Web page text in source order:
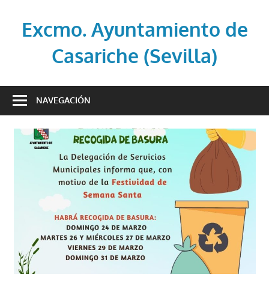
contenidoExcmo. Ayuntamiento de
Casariche (Sevilla)
oficial
Ayuntamiento
NAVEGACIÓN